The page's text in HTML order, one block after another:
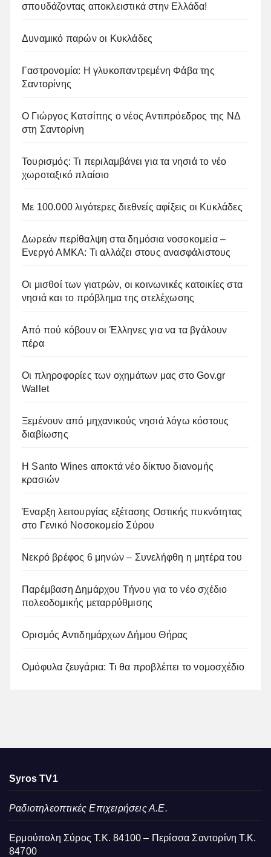
σπουδάζοντας αποκλειστικά στην Ελλάδα!
Δυναμικό παρών οι Κυκλάδες
Γαστρονομία: Η γλυκοπαντρεμένη Φάβα της
Σαντορίνης
Ο Γιώργος Κατσίπης ο νέος Αντιπρόεδρος της ΝΔ
στη Σαντορίνη
Τουρισμός: Τι περιλαμβάνει για τα νησιά το νέο
χωροταξικό πλαίσιο
Με 100.000 λιγότερες διεθνείς αφίξεις οι Κυκλάδες
Δωρεάν περίθαλψη στα δημόσια νοσοκομεία –
Ενεργό ΑΜΚΑ: Τι αλλάζει στους ανασφάλιστους
Οι μισθοί των γιατρών, οι κοινωνικές κατοικίες στα
νησιά και το πρόβλημα της στελέχωσης
Από πού κόβουν οι Έλληνες για να τα βγάλουν
πέρα
Οι πληροφορίες των οχημάτων μας στο Gov.gr
Wallet
Ξεμένουν από μηχανικούς νησιά λόγω κόστους
διαβίωσης
Η Santo Wines αποκτά νέο δίκτυο διανομής
κρασιών
Έναρξη λειτουργίας εξέτασης Οστικής πυκνότητας
στο Γενικό Νοσοκομείο Σύρου
Νεκρό βρέφος 6 μηνών – Συνελήφθη η μητέρα του
Παρέμβαση Δημάρχου Τήνου για το νέο σχέδιο
πολεοδομικής μεταρρύθμισης
Ορισμός Αντιδημάρχων Δήμου Θήρας
Ομόφυλα ζευγάρια: Τι θα προβλέπει το νομοσχέδιο
Syros TV1
Ραδιοτηλεοπτικές Επιχειρήσεις Α.Ε.
Ερμούπολη Σύρος Τ.Κ. 84100 – Περίσσα Σαντορίνη Τ.Κ.
84700